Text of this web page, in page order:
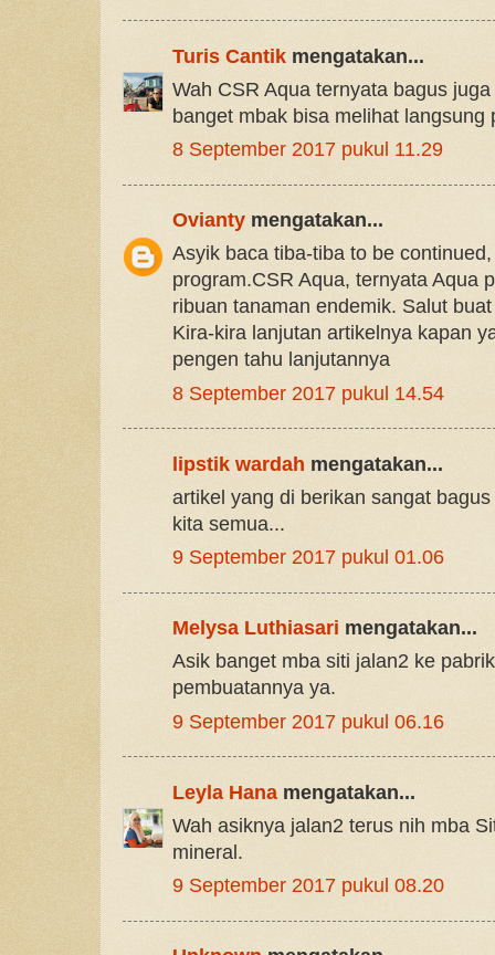
Turis Cantik mengatakan...
Wah CSR Aqua ternyata bagus
banget mbak bisa melihat langsung
8 September 2017 pukul 11.29
Ovianty mengatakan...
Asyik baca tiba-tiba to be
program.CSR Aqua, ternyata Aqua
ribuan tanaman endemik. Salut
Kira-kira lanjutan artikelnya kapan
pengen tahu lanjutannya
8 September 2017 pukul 14.54
lipstik wardah mengatakan...
artikel yang di berikan sangat
kita semua...
9 September 2017 pukul 01.06
Melysa Luthiasari mengatakan...
Asik banget mba siti jalan2 ke
pembuatannya ya.
9 September 2017 pukul 06.16
Leyla Hana mengatakan...
Wah asiknya jalan2 terus nih mba
mineral.
9 September 2017 pukul 08.20